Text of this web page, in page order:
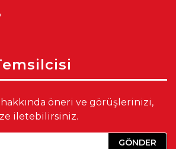
hakkında öneri ve görüşlerinizi,
iletebilirsiniz.
GÖNDER